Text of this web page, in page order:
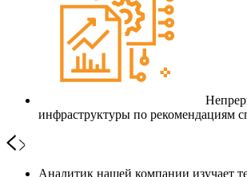
инфраструктуры по рекомендациям
Аналитик нашей компании изучает